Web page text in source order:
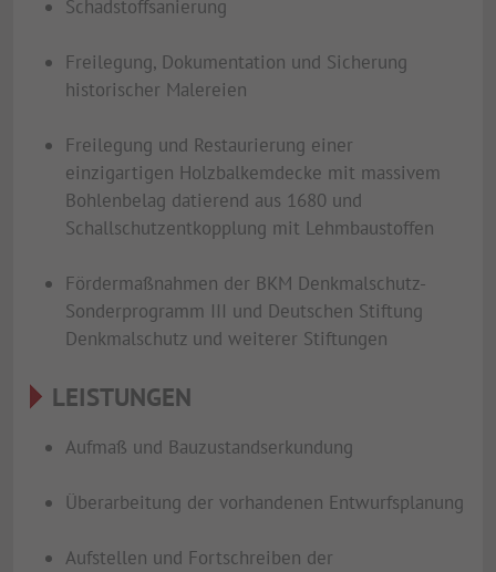
Schadstoffsanierung
Freilegung, Dokumentation und Sicherung
historischer Malereien
Freilegung und Restaurierung einer
einzigartigen Holzbalkemdecke mit massivem
Bohlenbelag datierend aus 1680 und
Schallschutzentkopplung mit Lehmbaustoffen
Fördermaßnahmen der BKM Denkmalschutz-
Sonderprogramm III und Deutschen Stiftung
Denkmalschutz und weiterer Stiftungen
LEISTUNGEN
Aufmaß und Bauzustandserkundung
Überarbeitung der vorhandenen Entwurfsplanung
Aufstellen und Fortschreiben der